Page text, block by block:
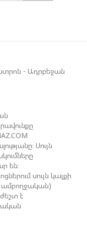
ԱՆՕՐԻՆԱԿԱՆ
Է ԻՐ
ՄՈՒԻԶԱՅԻՆ.
ԴԻՆԱՄԻԿ
ԾՐԱԳՐԻ
- Ադրբեջան
Սույն
են։
սույն կայքի
է